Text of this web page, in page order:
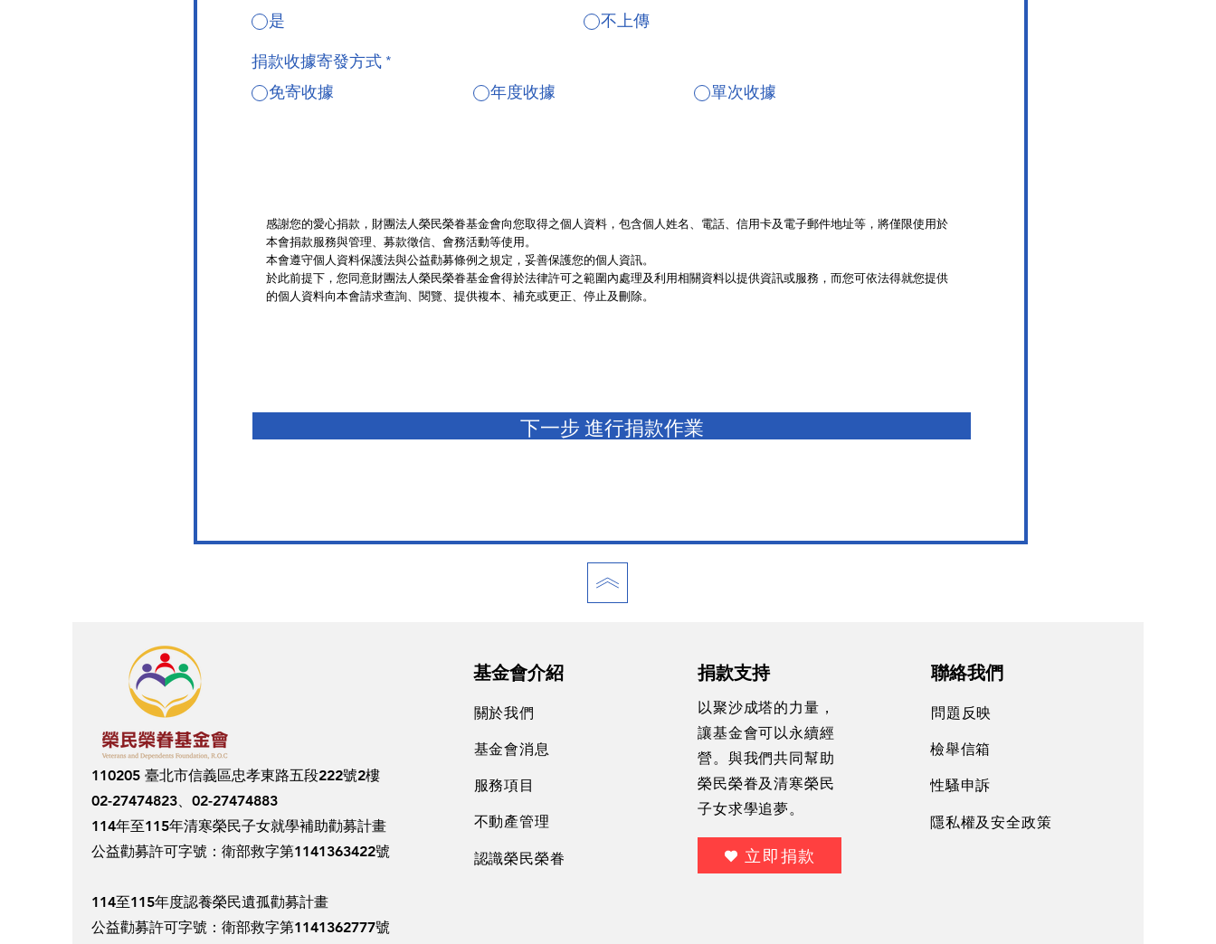
是
不上傳
捐款收據寄發方式 *
免寄收據
年度收據 單次收據
感謝您的愛心捐款，財團法人榮民榮眷基金會向您取得之個人資料，包含個人姓名、電話、信用卡及電子郵件地址等，將僅限使用於
本會捐款服務與管理、募款徵信、會務活動等使用。
本會遵守個人資料保護法與公益勸募條例之規定，妥善保護您的個人資訊。
於此前提下，您同意財團法人榮民榮眷基金會得於法律許可之範圍內處理及利用相關資料以提供資訊或服務，而您可依法得就您提供
的個人資料向本會請求查詢、閱覽、提供複本、補充或更正、停止及刪除。
下一步 進行捐款作業
110205 臺北市信義區忠孝東路五段222號2樓
02-27474823、02-27474883
114年至115年清寒榮民子女就學補助勸募計畫
​公益勸募許可字號：衛部救字第1141363422號
114至115年度認養榮民遺孤勸募計畫
​公益勸募許可字號：衛部救字第1141362777號
基金會介紹
關於我們
基金會消息
服務項目
不動產管理
認識榮民榮眷
捐款支持
以聚沙成塔的力量，
讓基金會可以永續經
營。與我們共同幫助
榮民榮眷及清寒榮民
子女求學追夢。
立即捐款
聯絡我們
問題反映
檢舉信箱
性騷申訴
隱私權及安全政策